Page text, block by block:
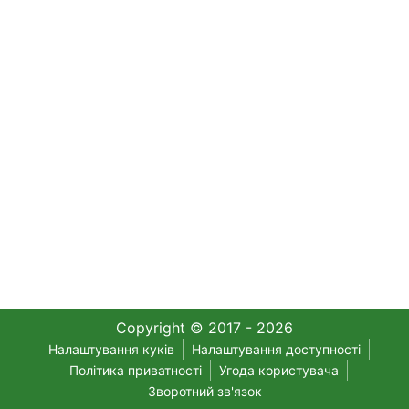
Copyright © 2017 - 2026
Налаштування куків
Налаштування доступності
Політика приватності
Угода користувача
Зворотний зв'язок